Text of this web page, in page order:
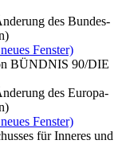
des Bundes-
Fenster)
BÜNDNIS 90/DIE
des Europa-
Fenster)
für Inneres und